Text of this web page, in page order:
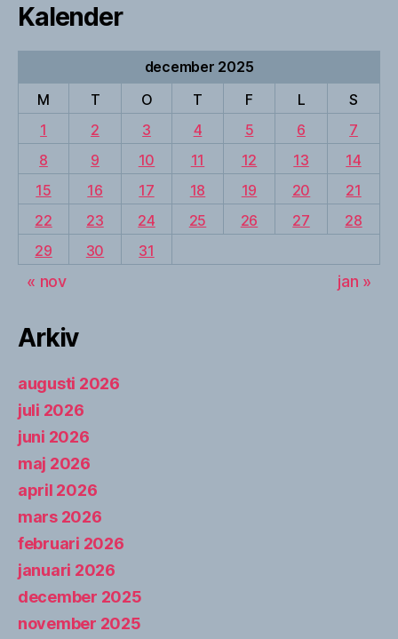
Kalender
december 2025
M
T O T F L
S
1
2 3 4 5 6
7
8
9 10 11 12 13
14
15
16 17 18 19 20
21
22
23 24 25 26 27
28
29
30 31
« nov jan »
Arkiv
augusti 2026
juli 2026
juni 2026
maj 2026
april 2026
mars 2026
februari 2026
januari 2026
december 2025
november 2025